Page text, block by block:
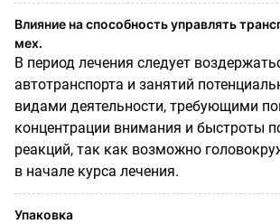
Влияние на способность управлять
мех.
В период лечения следует
автотранспорта и занятий
видами деятельности, требующими
концентрации внимания и быстроты
реакций, так как возможно
в начале курса лечения.
Упаковка